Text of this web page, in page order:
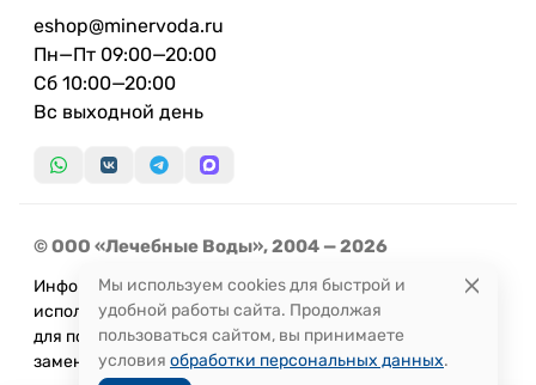
eshop@minervoda.ru
Пн—Пт 09:00—20:00
Сб 10:00—20:00
Вс выходной день
© ООО «Лечебные Воды», 2004 — 2026
Информация, представленная на сайте, не может быть
использована
для постановки диагноза или назначения лечения и не
заменяет прием врача.
Мы используем cookies для быстрой и
удобной работы сайта. Продолжая
пользоваться сайтом, вы принимаете
условия обработки персональных данных.